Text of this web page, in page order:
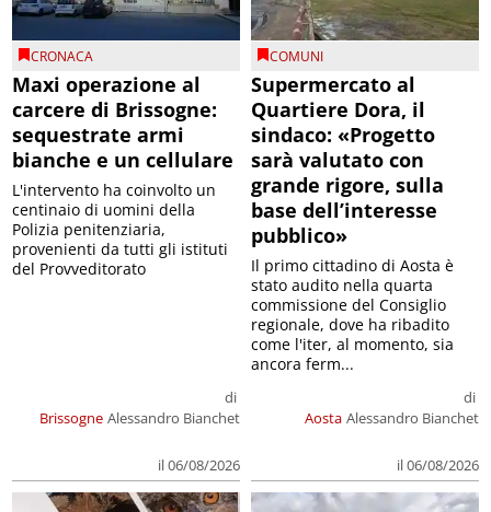
CRONACA
Maxi operazione al
carcere di Brissogne:
sequestrate armi
bianche e un cellulare
Brissogne
di
Alessandro Bianchet
il 06/08/2026
L'intervento ha coinvolto un
centinaio di uomini della
Polizia penitenziaria,
provenienti da tutti gli istituti
del Provveditorato
COMUNI
Supermercato al
Quartiere Dora, il
sindaco: «Progetto
sarà valutato con
grande rigore, sulla
base dell’interesse
pubblico»
Aosta
di
Alessandro Bianchet
il 06/08/2026
Il primo cittadino di Aosta è
stato audito nella quarta
commissione del Consiglio
regionale, dove ha ribadito
come l'iter, al momento, sia
ancora ferm...